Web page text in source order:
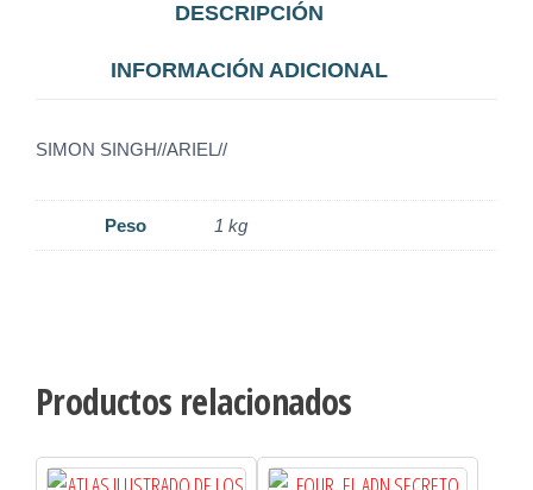
DESCRIPCIÓN
INFORMACIÓN ADICIONAL
SIMON SINGH//ARIEL//
Peso 1 kg
Productos relacionados